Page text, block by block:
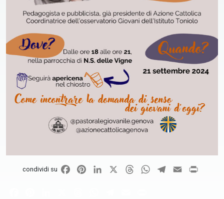
condividi su FacebookPinterestLinkedIn ThreadsWhatsApp
Telegram
Email